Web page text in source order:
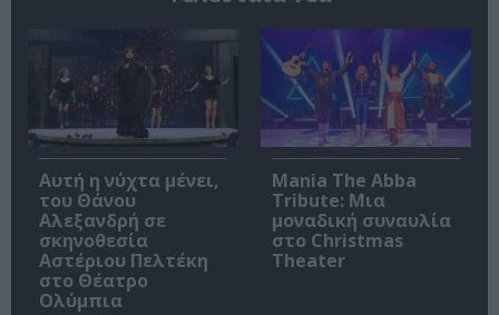
Αυτή η νύχτα μένει,
του Θάνου
Αλεξανδρή σε
σκηνοθεσία
Αστέριου Πελτέκη
στο Θέατρο
Ολύμπια
Mania The Abba
Tribute: Μια
μοναδική συναυλία
στο Christmas
Theater